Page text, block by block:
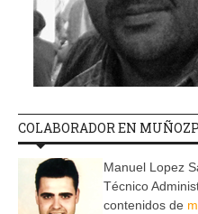
COLABORADOR EN
Manuel Lopez
Técnico
contenidos de